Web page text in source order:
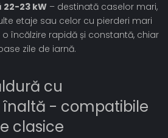
22-23 kW – destinată caselor mari,
etaje sau celor cu pierderi mari
încălzire rapidă și constantă, chiar
zile de iarnă.
cu
- compatibile
clasice